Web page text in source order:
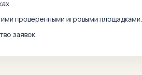
проверенными игровыми площадками.
заявок.